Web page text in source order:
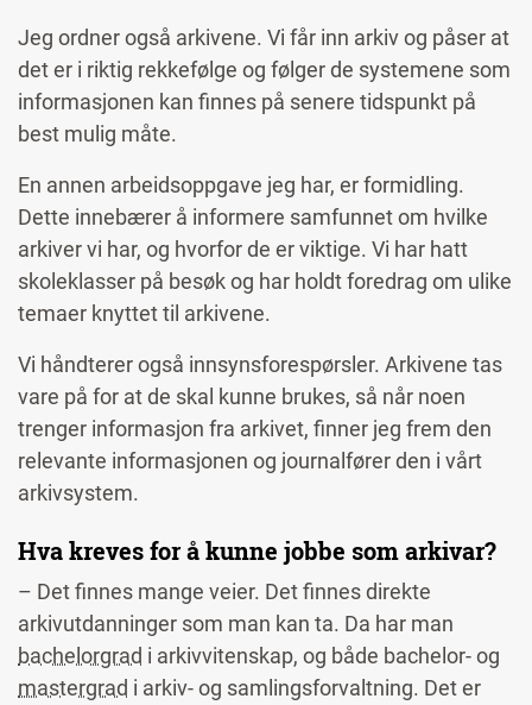
Jeg ordner også arkivene. Vi får inn arkiv og påser at
det er i riktig rekkefølge og følger de systemene som
informasjonen kan finnes på senere tidspunkt på
best mulig måte.
En annen arbeidsoppgave jeg har, er formidling.
Dette innebærer å informere samfunnet om hvilke
arkiver vi har, og hvorfor de er viktige. Vi har hatt
skoleklasser på besøk og har holdt foredrag om ulike
temaer knyttet til arkivene.
Vi håndterer også innsynsforespørsler. Arkivene tas
vare på for at de skal kunne brukes, så når noen
trenger informasjon fra arkivet, finner jeg frem den
relevante informasjonen og journalfører den i vårt
arkivsystem.
Hva kreves for å kunne jobbe som arkivar?
– Det finnes mange veier. Det finnes direkte
arkivutdanninger som man kan ta. Da har man
bachelorgrad i arkivvitenskap, og både bachelor- og
mastergrad i arkiv- og samlingsforvaltning. Det er